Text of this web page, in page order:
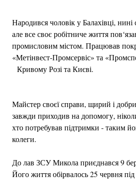
Народився чоловік у Балахівці,
але все своє робітниче життя
промисловим містом. Працював
«Метінвест‑Промсервіс» та
Кривому Розі та Києві.
Майстер своєї справи, щирий і
завжди приходив на допомогу,
хто потребував підтримки - таким
колеги.
До лав ЗСУ Микола приєднався 9
Його життя обірвалось 25 червня